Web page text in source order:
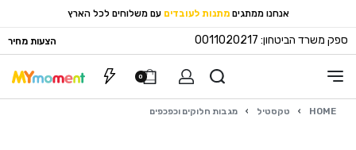
אנחנו ממתגים מתנות לעובדים עם משלוחים לכל הארץ
ספק משרד הביטחון: 0011020217 הצעות מחיר
0
HOME
› טקסטיל › מגבות חלוקים וכפכפים